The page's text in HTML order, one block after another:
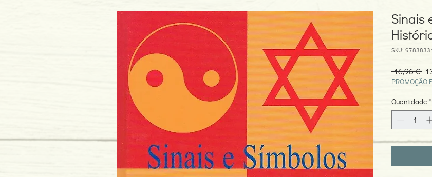
Sinais
SKU:
16,96 €
PROMOÇÃO
Quantidade *